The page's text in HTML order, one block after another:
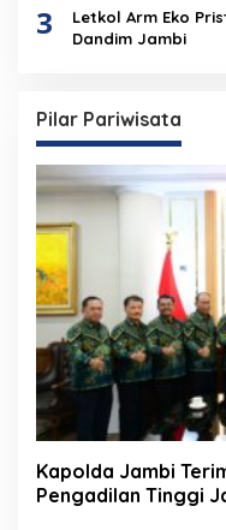
3
Letkol Arm Eko
Dandim Jambi
Pilar Pariwisata
Kapolda Jambi
Pengadilan Tinggi